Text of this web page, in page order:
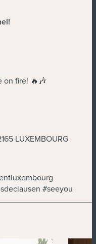
on fire! 🔥🎶
LUXEMBOURG
#seeyou